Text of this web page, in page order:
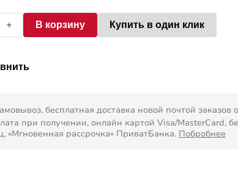
В корзину Купить в один клик
бесплатная доставка новой почтой заказов
при получении, онлайн картой Visa/MasterCard,
«Мгновенная рассрочка» ПриватБанка. Побробнее